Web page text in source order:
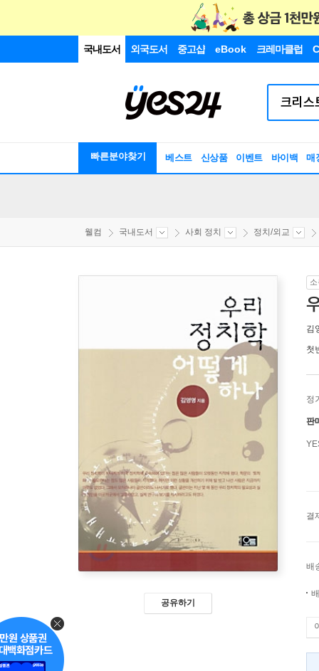
국내도서 외국도서 중고샵 eBook 크레마클럽
빠른분야찾기 베스트 신상품 이벤트 바이백 매
웰컴 국내도서 사회 정치 정치/외교
공유하기
김
첫
정
판
결
배